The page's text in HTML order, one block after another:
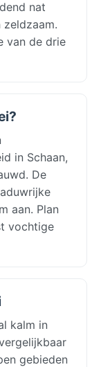
nat
van de drie
in Schaan,
De
aan. Plan
vochtige
kalm in
gebieden